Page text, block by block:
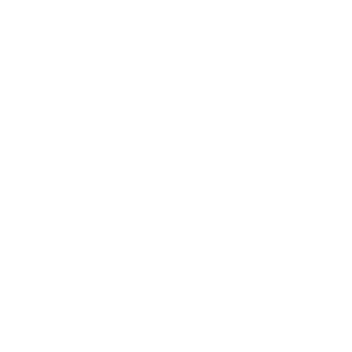
ключ